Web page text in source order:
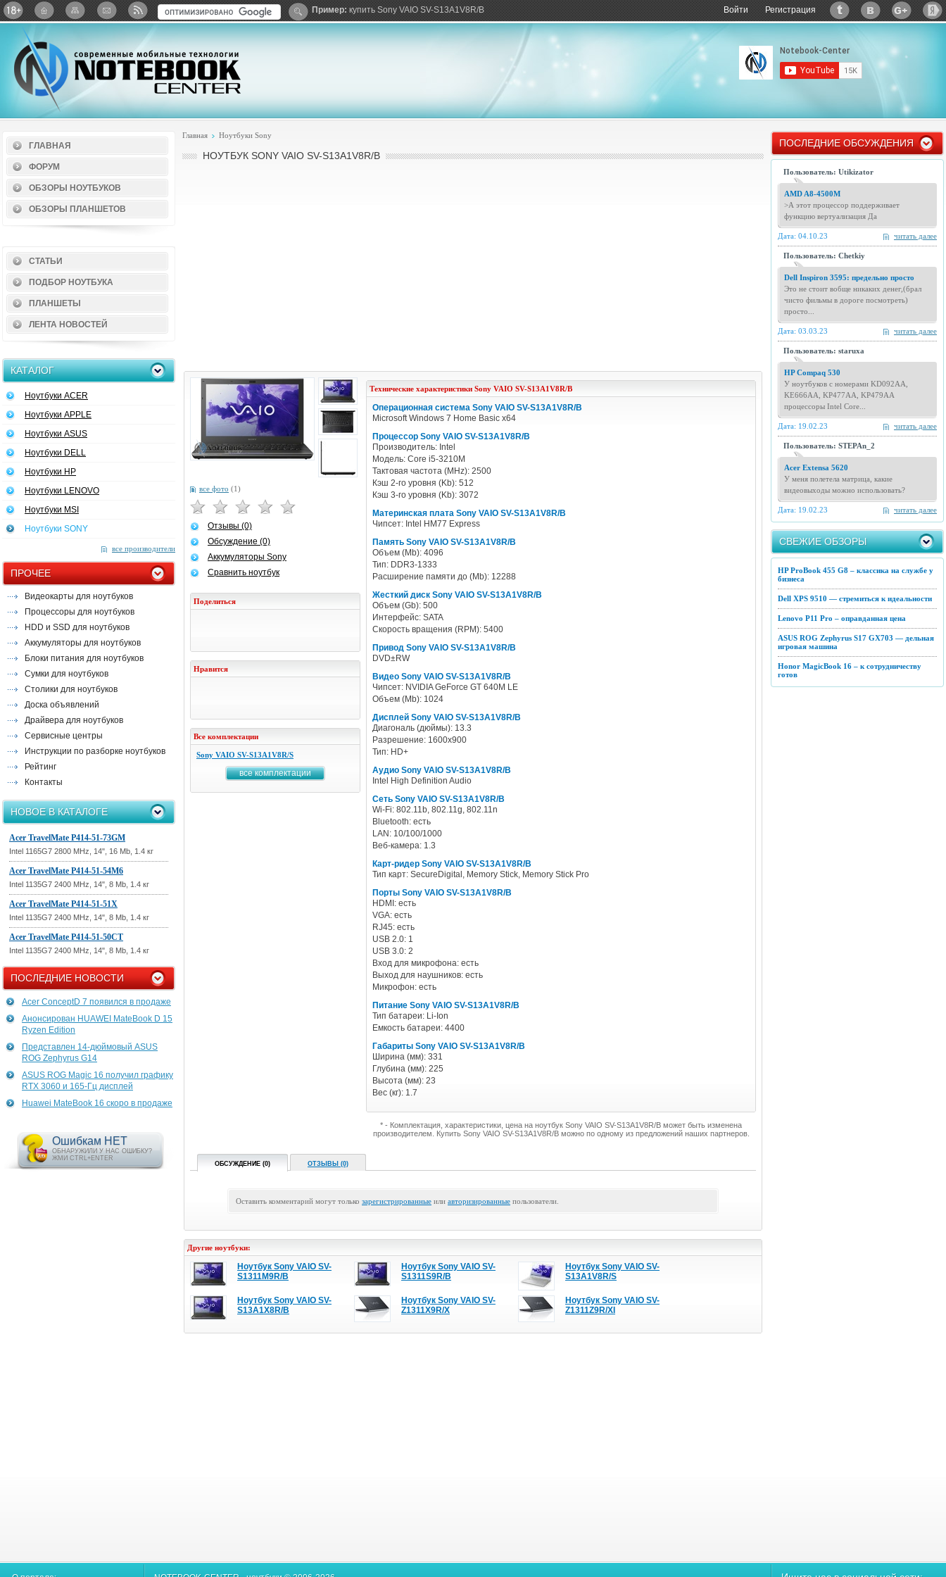
Войти Регистрация
Twitter ВКонтактеGoogle+Яндекс: Каталог виджетовПример: купить Sony VAIO SV-S13A1V8R/B
ГЛАВНАЯ
ФОРУМ
ОБЗОРЫ НОУТБУКОВ
ОБЗОРЫ ПЛАНШЕТОВ
СТАТЬИ
ПОДБОР НОУТБУКА
ПЛАНШЕТЫ
ЛЕНТА НОВОСТЕЙ
КАТАЛОГ
Ноутбуки ACER
Ноутбуки APPLE
Ноутбуки ASUS
Ноутбуки DELL
Ноутбуки HP
Ноутбуки LENOVO
Ноутбуки MSI
Ноутбуки SONY
все производители
ПРОЧЕЕ
Видеокарты для ноутбуков
Процессоры для ноутбуков
HDD и SSD для ноутбуков
Аккумуляторы для ноутбуков
Блоки питания для ноутбуков
Сумки для ноутбуков
Столики для ноутбуков
Доска объявлений
Драйвера для ноутбуков
Сервисные центры
Инструкции по разборке ноутбуков
Рейтинг
Контакты
НОВОЕ В КАТАЛОГЕ
Acer TravelMate P414-51-73GM
Intel 1165G7 2800 MHz, 14", 16 Mb, 1.4 кг
Acer TravelMate P414-51-54M6
Intel 1135G7 2400 MHz, 14", 8 Mb, 1.4 кг
Acer TravelMate P414-51-51X
Intel 1135G7 2400 MHz, 14", 8 Mb, 1.4 кг
Acer TravelMate P414-51-50CT
Intel 1135G7 2400 MHz, 14", 8 Mb, 1.4 кг
ПОСЛЕДНИЕ НОВОСТИ
Acer ConceptD 7 появился в продаже
Анонсирован HUAWEI MateBook D 15
Ryzen Edition
Представлен 14-дюймовый ASUS
ROG Zephyrus G14
ASUS ROG Magic 16 получил графику
RTX 3060 и 165-Гц дисплей
Huawei MateBook 16 скоро в продаже
Ошибкам НЕТ
ОБНАРУЖИЛИ У НАС ОШИБКУ?
ЖМИ CTRL+ENTER
Главная Ноутбуки Sony
НОУТБУК SONY VAIO SV-S13A1V8R/B
все фото (1)
Отзывы (0)
Обсуждение (0)
Аккумуляторы Sony
Сравнить ноутбук
Поделиться
Нравится
Все комплектации
Sony VAIO SV-S13A1V8R/S
все комплектации
Технические характеристики Sony VAIO SV-S13A1V8R/B
Операционная система Sony VAIO SV-S13A1V8R/B
Microsoft Windows 7 Home Basic x64
Процессор Sony VAIO SV-S13A1V8R/B
Производитель: Intel
Модель: Core i5-3210M
Тактовая частота (MHz): 2500
Кэш 2-го уровня (Kb): 512
Кэш 3-го уровня (Kb): 3072
Материнская плата Sony VAIO SV-S13A1V8R/B
Чипсет: Intel HM77 Express
Память Sony VAIO SV-S13A1V8R/B
Объем (Mb): 4096
Тип: DDR3-1333
Расширение памяти до (Mb): 12288
Жесткий диск Sony VAIO SV-S13A1V8R/B
Объем (Gb): 500
Интерфейс: SATA
Скорость вращения (RPM): 5400
Привод Sony VAIO SV-S13A1V8R/B
DVD±RW
Видео Sony VAIO SV-S13A1V8R/B
Чипсет: NVIDIA GeForce GT 640M LE
Объем (Mb): 1024
Дисплей Sony VAIO SV-S13A1V8R/B
Диагональ (дюймы): 13.3
Разрешение: 1600x900
Тип: HD+
Аудио Sony VAIO SV-S13A1V8R/B
Intel High Definition Audio
Сеть Sony VAIO SV-S13A1V8R/B
Wi-Fi: 802.11b, 802.11g, 802.11n
Bluetooth: есть
LAN: 10/100/1000
Веб-камера: 1.3
Карт-ридер Sony VAIO SV-S13A1V8R/B
Тип карт: SecureDigital, Memory Stick, Memory Stick Pro
Порты Sony VAIO SV-S13A1V8R/B
HDMI: есть
VGA: есть
RJ45: есть
USB 2.0: 1
USB 3.0: 2
Вход для микрофона: есть
Выход для наушников: есть
Микрофон: есть
Питание Sony VAIO SV-S13A1V8R/B
Тип батареи: Li-Ion
Емкость батареи: 4400
Габариты Sony VAIO SV-S13A1V8R/B
Ширина (мм): 331
Глубина (мм): 225
Высота (мм): 23
Вес (кг): 1.7
* - Комплектация, характеристики, цена на ноутбук Sony VAIO SV-S13A1V8R/B может быть изменена
производителем. Купить Sony VAIO SV-S13A1V8R/B можно по одному из предложений наших партнеров.
ОБСУЖДЕНИЕ (0) ОТЗЫВЫ (0)
Оставить комментарий могут только зарегистрированные или авторизированные пользователи.
Другие ноутбуки:
Ноутбук Sony VAIO SV-
S1311M9R/B
Ноутбук Sony VAIO SV-
S1311S9R/B
Ноутбук Sony VAIO SV-
S13A1V8R/S
Ноутбук Sony VAIO SV-
S13A1X8R/B
Ноутбук Sony VAIO SV-
Z1311X9R/X
Ноутбук Sony VAIO SV-
Z1311Z9R/XI
ПОСЛЕДНИЕ ОБСУЖДЕНИЯ
Пользователь: Utikizator
AMD A8-4500M
>А этот процессор поддерживает
функцию вертуализация Да
читать далее
Дата: 04.10.23
Пользователь: Chetkiy
Dell Inspiron 3595: предельно просто
Это не стоит вобще никаких денег,(брал
чисто фильмы в дороге посмотреть)
просто...
читать далее
Дата: 03.03.23
Пользователь: staruxa
HP Compaq 530
У ноутбуков с номерами KD092AA,
KE666AA, KP477AA, KP479AA
процессоры Intel Core...
читать далее
Дата: 19.02.23
Пользователь: STEPAn_2
Acer Extensa 5620
У меня полетела матрица, какие
видеовыходы можно использовать?
читать далее
Дата: 19.02.23
СВЕЖИЕ ОБЗОРЫ
HP ProBook 455 G8 – классика на службе у
бизнеса
Dell XPS 9510 — стремиться к идеальности
Lenovo P11 Pro – оправданная цена
ASUS ROG Zephyrus S17 GX703 — дельная
игровая машина
Honor MagicBook 16 – к сотрудничеству
готов